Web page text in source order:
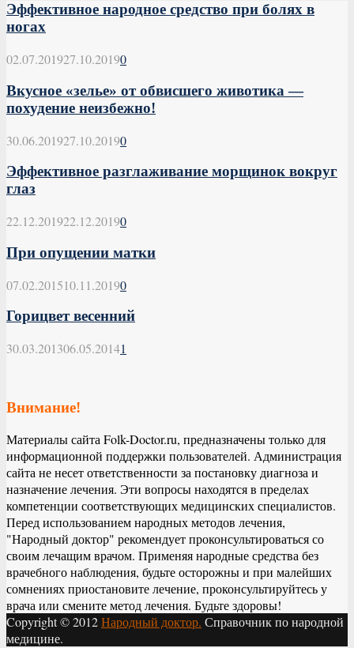
Эффективное народное средство при болях в
ногах
02.07.201927.10.20190
Вкусное «зелье» от обвисшего животика —
похудение неизбежно!
30.06.201927.10.20190
Эффективное разглаживание морщинок вокруг
глаз
22.12.201922.12.20190
При опущении матки
07.02.201510.11.20190
Горицвет весенний
30.03.201306.05.20141
Внимание!
Материалы сайта Folk-Doctor.ru, предназначены только для
информационной поддержки пользователей. Администрация
сайта не несет ответственности за постановку диагноза и
назначение лечения. Эти вопросы находятся в пределах
компетенции соответствующих медицинских специалистов.
Перед использованием народных методов лечения,
"Народный доктор" рекомендует проконсультироваться со
своим лечащим врачом. Применяя народные средства без
врачебного наблюдения, будьте осторожны и при малейших
сомнениях приостановите лечение, проконсультируйтесь у
врача или смените метод лечения. Будьте здоровы!
Copyright © 2012Народный доктор. Справочник по народной
медицине.